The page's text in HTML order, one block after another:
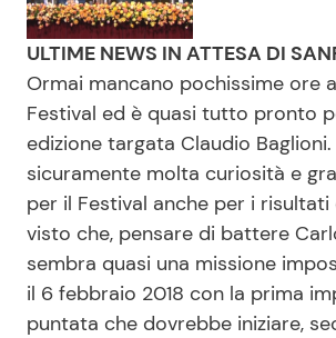
ULTIME NEWS IN ATTESA DI
Ormai mancano pochissime ore
Festival ed è quasi tutto pronto
edizione targata Claudio Baglioni.
sicuramente molta curiosità e
per il Festival anche per i risultati
visto che, pensare di battere
sembra quasi una missione
il 6 febbraio 2018 con la prima
puntata che dovrebbe iniziare,